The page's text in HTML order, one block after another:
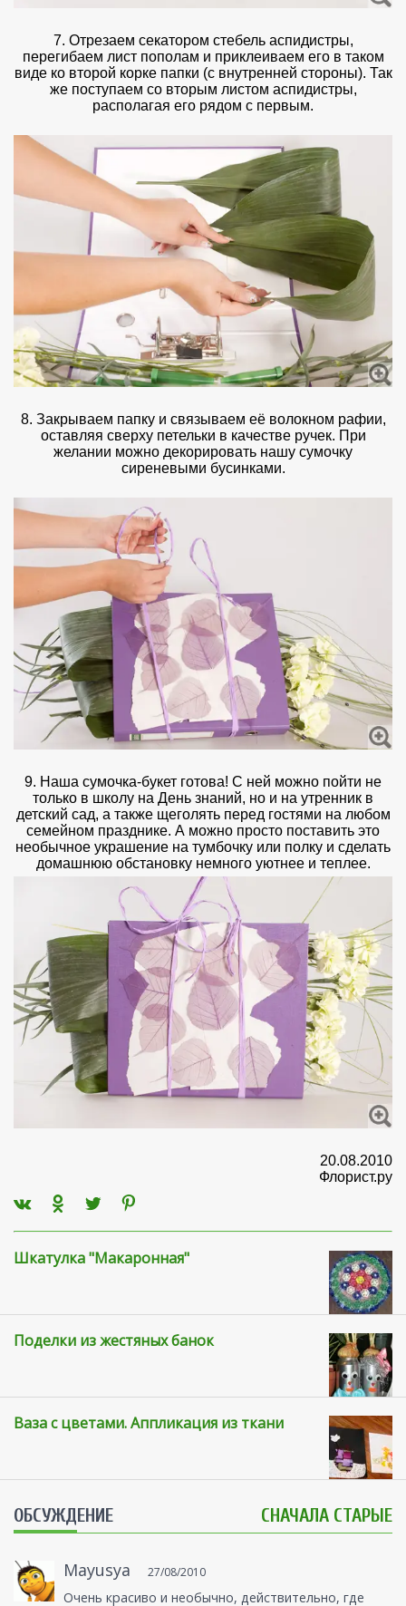
7. Отрезаем секатором стебель аспидистры,
перегибаем лист пополам и приклеиваем его в таком
виде ко второй корке папки (с внутренней стороны). Так
же поступаем со вторым листом аспидистры,
располагая его рядом с первым.
8. Закрываем папку и связываем её волокном рафии,
оставляя сверху петельки в качестве ручек. При
желании можно декорировать нашу сумочку
сиреневыми бусинками.
9. Наша сумочка-букет готова! С ней можно пойти не
только в школу на День знаний, но и на утренник в
детский сад, а также щеголять перед гостями на любом
семейном празднике. А можно просто поставить это
необычное украшение на тумбочку или полку и сделать
домашнюю обстановку немного уютнее и теплее.
20.08.2010
Флорист.ру
Шкатулка "Макаронная"
Поделки из жестяных банок
Ваза с цветами. Аппликация из ткани
ОБСУЖДЕНИЕ СНАЧАЛА СТАРЫЕ
Mayusya 27/08/2010
Очень красиво и необычно, действительно, где